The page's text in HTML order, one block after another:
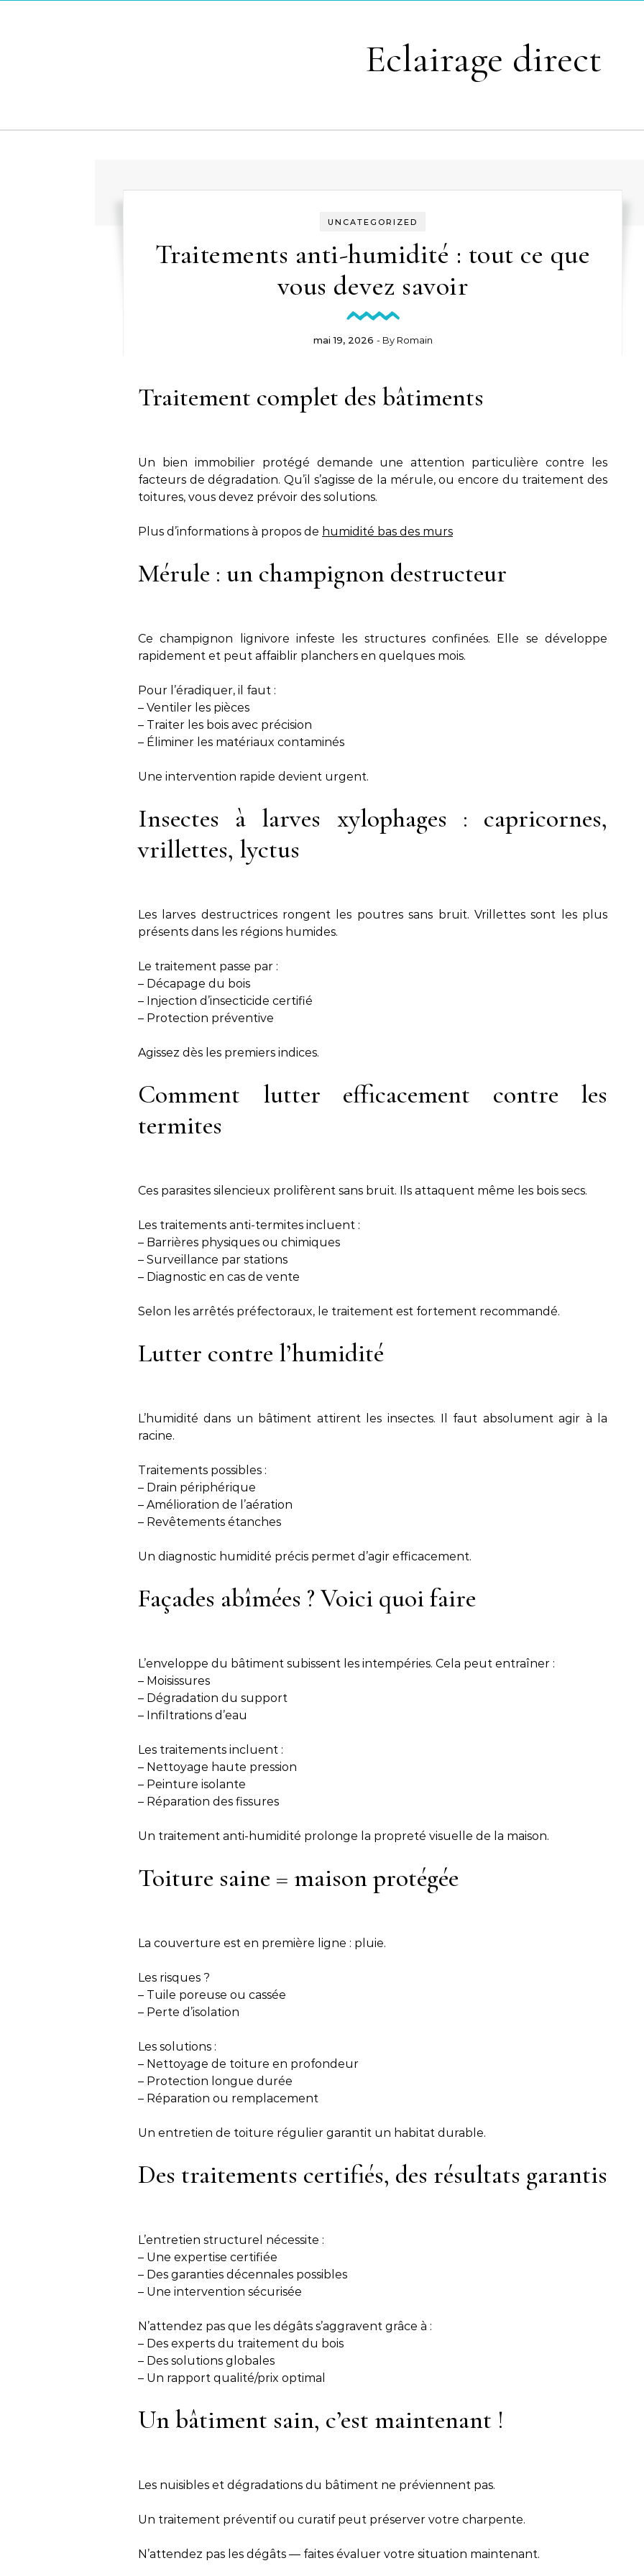
Eclairage direct
UNCATEGORIZED
Traitements anti-humidité : tout ce que
vous devez savoir
mai 19, 2026 - By Romain
Traitement complet des bâtiments
Un bien immobilier protégé demande une attention particulière contre les
facteurs de dégradation. Qu’il s’agisse de la mérule, ou encore du traitement des
toitures, vous devez prévoir des solutions.
Plus d’informations à propos de humidité bas des murs
Mérule : un champignon destructeur
Ce champignon lignivore infeste les structures confinées. Elle se développe
rapidement et peut affaiblir planchers en quelques mois.
Pour l’éradiquer, il faut :
– Ventiler les pièces
– Traiter les bois avec précision
– Éliminer les matériaux contaminés
Une intervention rapide devient urgent.
Insectes à larves xylophages : capricornes,
vrillettes, lyctus
Les larves destructrices rongent les poutres sans bruit. Vrillettes sont les plus
présents dans les régions humides.
Le traitement passe par :
– Décapage du bois
– Injection d’insecticide certifié
– Protection préventive
Agissez dès les premiers indices.
Comment lutter efficacement contre les
termites
Ces parasites silencieux prolifèrent sans bruit. Ils attaquent même les bois secs.
Les traitements anti-termites incluent :
– Barrières physiques ou chimiques
– Surveillance par stations
– Diagnostic en cas de vente
Selon les arrêtés préfectoraux, le traitement est fortement recommandé.
Lutter contre l’humidité
L’humidité dans un bâtiment attirent les insectes. Il faut absolument agir à la
racine.
Traitements possibles :
– Drain périphérique
– Amélioration de l’aération
– Revêtements étanches
Un diagnostic humidité précis permet d’agir efficacement.
Façades abîmées ? Voici quoi faire
L’enveloppe du bâtiment subissent les intempéries. Cela peut entraîner :
– Moisissures
– Dégradation du support
– Infiltrations d’eau
Les traitements incluent :
– Nettoyage haute pression
– Peinture isolante
– Réparation des fissures
Un traitement anti-humidité prolonge la propreté visuelle de la maison.
Toiture saine = maison protégée
La couverture est en première ligne : pluie.
Les risques ?
– Tuile poreuse ou cassée
– Perte d’isolation
Les solutions :
– Nettoyage de toiture en profondeur
– Protection longue durée
– Réparation ou remplacement
Un entretien de toiture régulier garantit un habitat durable.
Des traitements certifiés, des résultats garantis
L’entretien structurel nécessite :
– Une expertise certifiée
– Des garanties décennales possibles
– Une intervention sécurisée
N’attendez pas que les dégâts s’aggravent grâce à :
– Des experts du traitement du bois
– Des solutions globales
– Un rapport qualité/prix optimal
Un bâtiment sain, c’est maintenant !
Les nuisibles et dégradations du bâtiment ne préviennent pas.
Un traitement préventif ou curatif peut préserver votre charpente.
N’attendez pas les dégâts — faites évaluer votre situation maintenant.